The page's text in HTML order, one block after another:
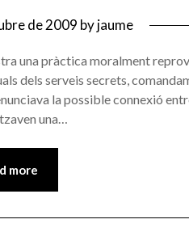
de 2009 byjaume
una pràctica moralment
dels serveis secrets,
la possible connexió
una…
more